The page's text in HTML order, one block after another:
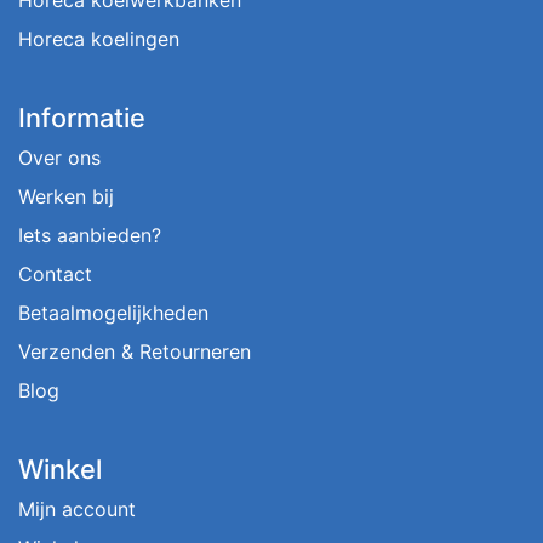
Horeca koelingen
Informatie
Over ons
Werken bij
Iets aanbieden?
Contact
Betaalmogelijkheden
Verzenden & Retourneren
Blog
Winkel
Mijn account